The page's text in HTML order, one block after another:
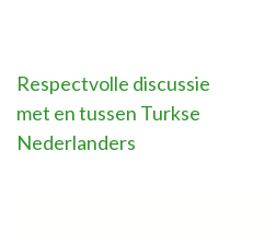
Bericht
navigatie
Respectvolle discussie
met en tussen Turkse
Nederlanders